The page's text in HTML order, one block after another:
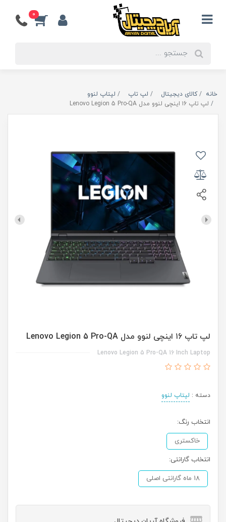
0
خانه کالای دیجیتال لپ تاپ
لپتاپ لنوو
لپ تاپ ۱6 اینچی لنوو مدل Lenovo Legion 5 Pro-QA
لپ تاپ ۱6 اینچی لنوو مدل Lenovo Legion 5 Pro-QA
Lenovo Legion 5 Pro-QA 16 Inch Laptop
دسته : لپتاپ لنوو
انتخاب رنگ:
خاکستری
انتخاب گارانتی:
18 ماه گارانتی اصلی